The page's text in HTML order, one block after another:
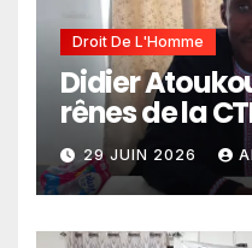
Droit De L'Homme
Didier
rênes de la
29 JUIN 2026